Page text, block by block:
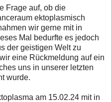
Frage auf, ob die
ektoplasmisch
wir gerne mit in
Mal bedurfte es jedoch
der geistigen Welt zu
eine Rückmeldung auf ein
uns in unserer letzten
wurde.
am 15.02.24 mit in